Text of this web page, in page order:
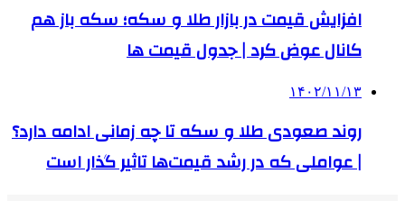
افزایش قیمت در بازار طلا و سکه؛ سکه باز هم
کانال عوض کرد | جدول قیمت ها
۱۴۰۲/۱۱/۱۳
روند صعودی طلا و سکه تا چه زمانی ادامه دارد؟
| عواملی که در رشد قیمت‌ها تاثیر گذار است